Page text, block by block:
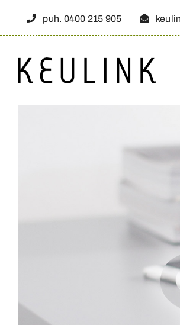
puh. 0400 215 905